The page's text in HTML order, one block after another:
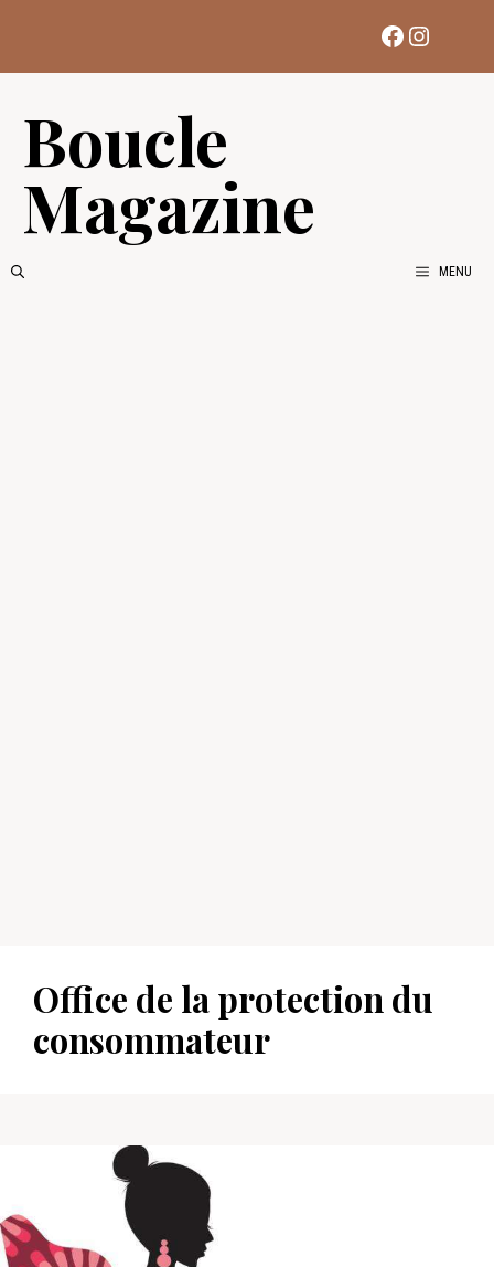
contenu
Facebook
Boucle
Magazine
MENU
Office de la protection du
consommateur